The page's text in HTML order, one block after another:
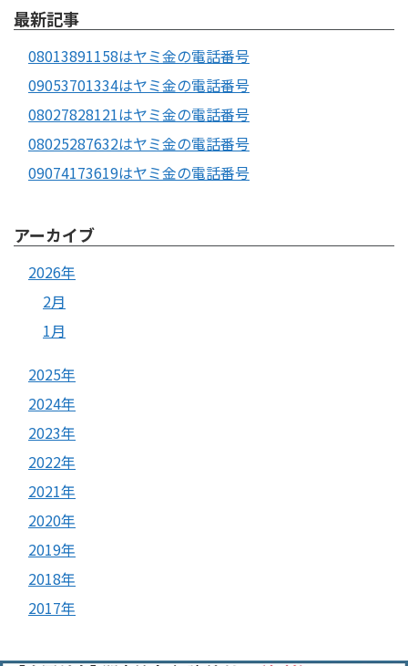
最新記事
08013891158はヤミ金の電話番号
09053701334はヤミ金の電話番号
08027828121はヤミ金の電話番号
08025287632はヤミ金の電話番号
09074173619はヤミ金の電話番号
アーカイブ
2026年
2月
1月
2025年
2024年
2023年
2022年
2021年
2020年
2019年
2018年
2017年